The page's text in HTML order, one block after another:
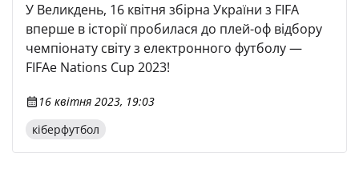
У Великдень, 16 квітня збірна України з FIFA
вперше в історії пробилася до плей-оф відбору
чемпіонату світу з електронного футболу —
FIFAe Nations Cup 2023!
16 квітня 2023, 19:03
кіберфутбол